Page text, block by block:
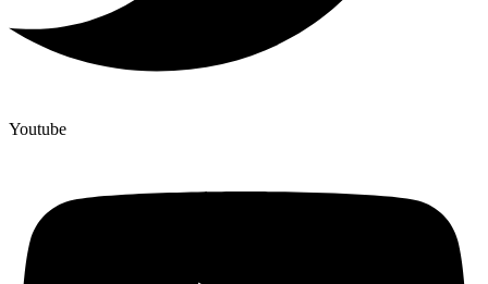
Youtube